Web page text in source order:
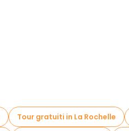
Tour gratuiti in La Rochelle